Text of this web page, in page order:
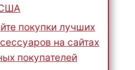
США
покупки лучших
на сайтах
покупателей